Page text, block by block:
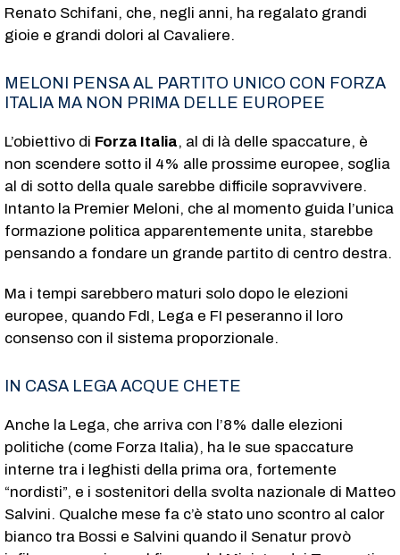
Renato Schifani, che, negli anni, ha regalato grandi
gioie e grandi dolori al Cavaliere.
MELONI PENSA AL PARTITO UNICO CON FORZA
ITALIA MA NON PRIMA DELLE EUROPEE
L’obiettivo di Forza Italia, al di là delle spaccature, è
non scendere sotto il 4% alle prossime europee, soglia
al di sotto della quale sarebbe difficile sopravvivere.
Intanto la Premier Meloni, che al momento guida l’unica
formazione politica apparentemente unita, starebbe
pensando a fondare un grande partito di centro destra.
Ma i tempi sarebbero maturi solo dopo le elezioni
europee, quando FdI, Lega e FI peseranno il loro
consenso con il sistema proporzionale.
IN CASA LEGA ACQUE CHETE
Anche la Lega, che arriva con l’8% dalle elezioni
politiche (come Forza Italia), ha le sue spaccature
interne tra i leghisti della prima ora, fortemente
“nordisti”, e i sostenitori della svolta nazionale di Matteo
Salvini. Qualche mese fa c’è stato uno scontro al calor
bianco tra Bossi e Salvini quando il Senatur provò